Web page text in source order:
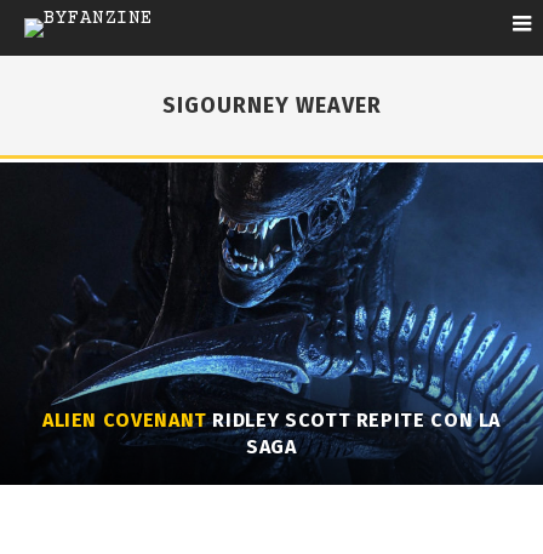
SIGOURNEY WEAVER
ALIEN COVENANTRIDLEY SCOTT REPITE CON LA
SAGA